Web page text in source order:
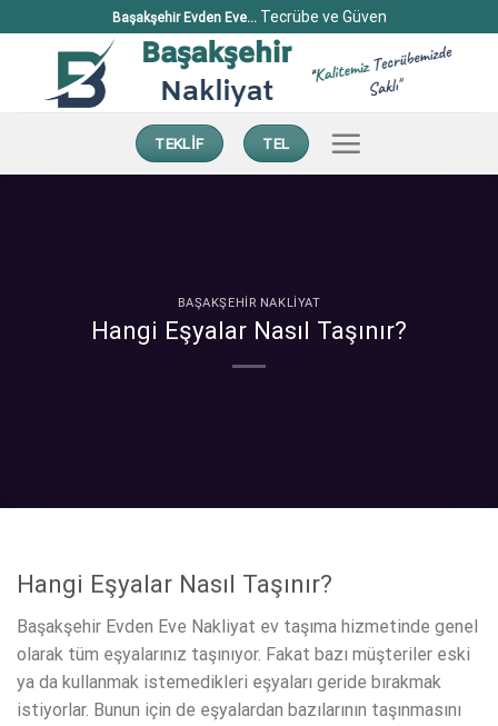
atla
Başakşehir Evden Eve... Tecrübe ve Güven
TEKLİF TEL
BAŞAKŞEHİR NAKLİYAT
Hangi Eşyalar Nasıl Taşınır?
Hangi Eşyalar Nasıl Taşınır?
Başakşehir Evden Eve Nakliyat ev taşıma hizmetinde genel
olarak tüm eşyalarınız taşınıyor. Fakat bazı müşteriler eski
ya da kullanmak istemedikleri eşyaları geride bırakmak
istiyorlar. Bunun için de eşyalardan bazılarının taşınmasını